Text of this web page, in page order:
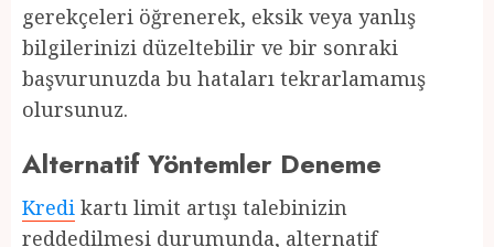
gerekçeleri öğrenerek, eksik veya yanlış
bilgilerinizi düzeltebilir ve bir sonraki
başvurunuzda bu hataları tekrarlamamış
olursunuz.
Alternatif Yöntemler Deneme
Kredi kartı limit artışı talebinizin
reddedilmesi durumunda, alternatif